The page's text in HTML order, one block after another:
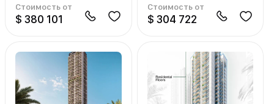
Стоимость от
$ 380 101
Стоимость от
$ 304 722